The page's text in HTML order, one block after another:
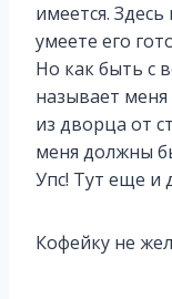
имеется.
умеете его
Но как быть с
называет меня
из дворца от
меня должны
Упс! Тут еще и
Кофейку не